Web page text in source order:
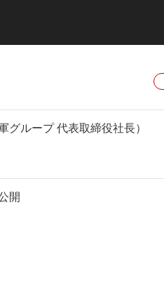
ループ 代表取締役社長）
開